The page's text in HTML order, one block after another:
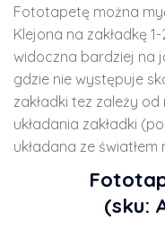
Fototapetę można
Klejona na zakładkę
widoczna bardziej na
gdzie nie występuje
zakładki tez zależy
układania zakładki
układana ze
(sku: